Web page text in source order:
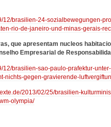
12/brasilien-24-sozialbewegungen-
rio-de-janeiro-und-minas-gerais-
que apresentam nucleos
Empresarial de
12/brasilien-sao-paulo-prafektur-
nichts-gegen-gravierende-
2013/02/25/brasilien-
olympia/